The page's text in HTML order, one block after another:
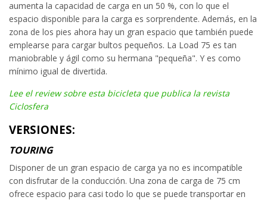
aumenta la capacidad de carga en un 50 %, con lo que el
espacio disponible para la carga es sorprendente. Además, en la
zona de los pies ahora hay un gran espacio que también puede
emplearse para cargar bultos pequeños. La Load 75 es tan
maniobrable y ágil como su hermana "pequeña". Y es como
mínimo igual de divertida.
Lee el review sobre esta bicicleta que publica la revista
Ciclosfera
VERSIONES:
TOURING
Disponer de un gran espacio de carga ya no es incompatible
con disfrutar de la conducción. Una zona de carga de 75 cm
ofrece espacio para casi todo lo que se puede transportar en